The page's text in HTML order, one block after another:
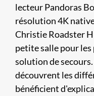
lecteur Pandoras
résolution 4K
Christie Roadster
petite salle pour
solution de secours.
découvrent les
bénéficient